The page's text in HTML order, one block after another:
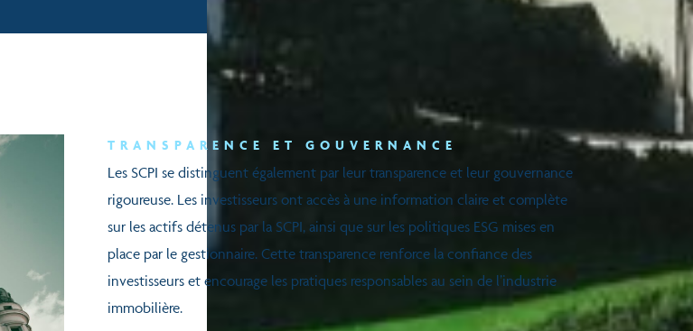
TRANSPARENCE ET GOUVERNANCE
Les SCPI se distinguent également par leur transparence et leur gouvernance
rigoureuse. Les investisseurs ont accès à une information claire et complète
sur les actifs détenus par la SCPI, ainsi que sur les politiques ESG mises en
place par le gestionnaire. Cette transparence renforce la confiance des
investisseurs et encourage les pratiques responsables au sein de l’industrie
immobilière.